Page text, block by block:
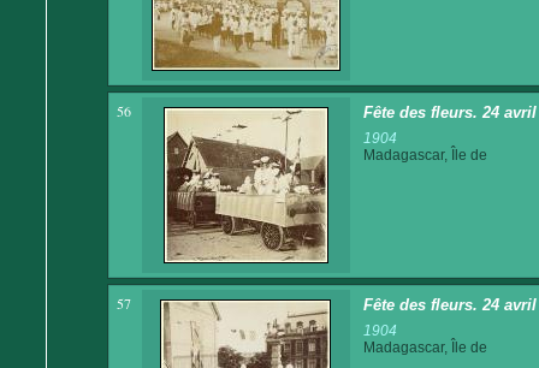
56 Fête des fleurs. 24 avril
1904
Madagascar, Île de
57 Fête des fleurs. 24
1904
Madagascar, Île de